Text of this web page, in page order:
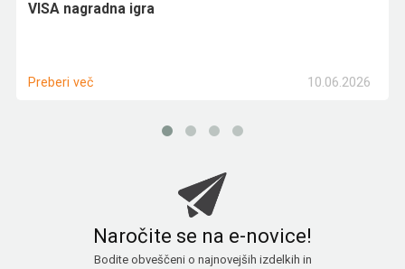
VISA nagradna igra
10.06.2026
Preberi več
Naročite se na e-novice!
Bodite obveščeni o najnovejših izdelkih in